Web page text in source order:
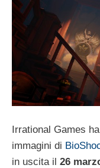
Irrational Games
immagini di
in uscita il 26